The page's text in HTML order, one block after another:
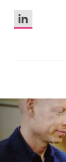
LinkedIn